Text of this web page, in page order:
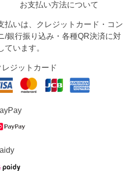
お支払い方法について
払いは、クレジットカード・コン
/銀行振り込み・各種QR決済に対
ています。
レジットカード